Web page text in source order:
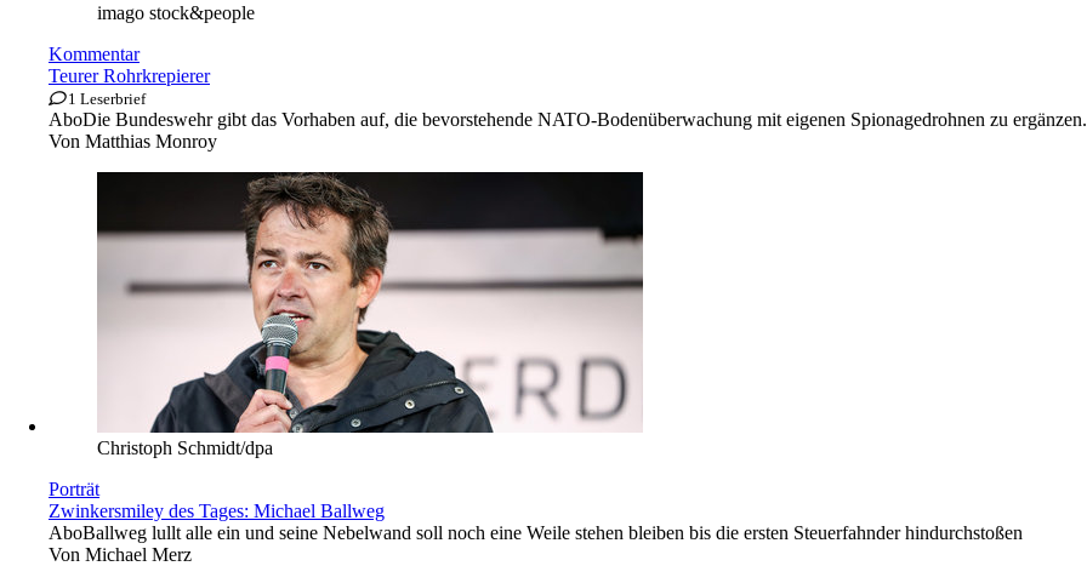
imago stock&people
Kommentar
Teurer Rohrkrepierer
1 Leserbrief
AboDie Bundeswehr gibt das Vorhaben auf, die bevorstehende NATO-Bodenüberwachung mit eigenen Spionagedrohnen zu ergänzen.
Von Matthias Monroy
Christoph Schmidt/dpa
Porträt
Zwinkersmiley des Tages: Michael Ballweg
AboBallweg lullt alle ein und seine Nebelwand soll noch eine Weile stehen bleiben bis die ersten Steuerfahnder hindurchstoßen
Von Michael Merz